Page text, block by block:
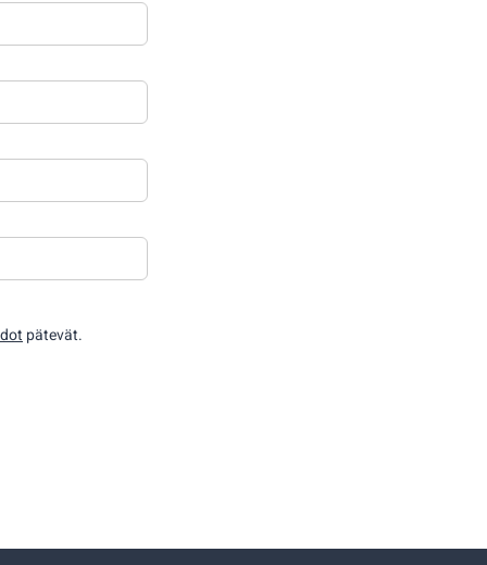
pätevät.